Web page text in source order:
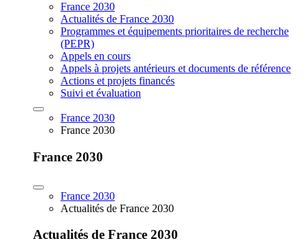
France 2030
Actualités de France 2030
Programmes et équipements prioritaires de recherche
(PEPR)
Appels en cours
Appels à projets antérieurs et documents de référence
Actions et projets financés
Suivi et évaluation
France 2030
France 2030
France 2030
France 2030
Actualités de France 2030
Actualités de France 2030